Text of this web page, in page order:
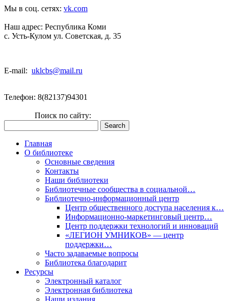
Мы в соц. сетях: vk.com
Наш адрес: Республика Коми
с. Усть-Кулом ул. Советская, д. 35
E-mail: uklcbs@mail.ru
Телефон: 8(82137)94301
Поиск по сайту:
Главная
О библиотеке
Основные сведения
Контакты
Наши библиотеки
Библиотечные сообщества в социальной…
Библиотечно-информационный центр
Центр общественного доступа населения к…
Информационно-маркетинговый центр…
Центр поддержки технологий и инноваций
«ЛЕГИОН УМНИКОВ» — центр
поддержки…
Часто задаваемые вопросы
Библиотека благодарит
Ресурсы
Электронный каталог
Электронная библиотека
Наши издания